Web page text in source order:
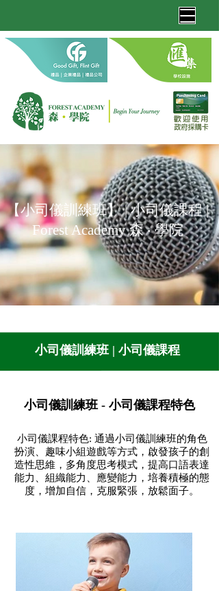
【小司儀訓練班】 | 小司儀課程 |
Forest Academy 森 ‧ 學院
小司儀訓練班 | 小司儀課程
小司儀訓練班 - 小司儀課程特色
小司儀課程特色: 通過小司儀訓練班的角色
扮演、趣味小組遊戲等方式，啟發孩子的創
造性思維，多角度思考模式，提高口語表達
能力、組織能力、應變能力，培養積極的態
度，增加自信，克服緊張，放鬆面子。